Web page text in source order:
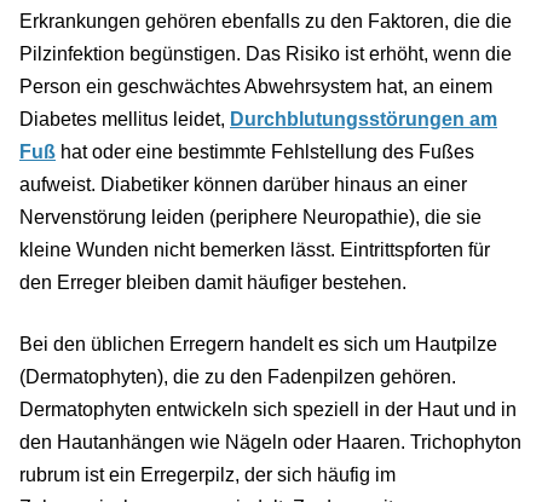
Erkrankungen gehören ebenfalls zu den Faktoren, die die
Pilzinfektion begünstigen. Das Risiko ist erhöht, wenn die
Person ein geschwächtes Abwehrsystem hat, an einem
Diabetes mellitus leidet, Durchblutungsstörungen am
Fuß hat oder eine bestimmte Fehlstellung des Fußes
aufweist. Diabetiker können darüber hinaus an einer
Nervenstörung leiden (periphere Neuropathie), die sie
kleine Wunden nicht bemerken lässt. Eintrittspforten für
den Erreger bleiben damit häufiger bestehen.
Bei den üblichen Erregern handelt es sich um Hautpilze
(Dermatophyten), die zu den Fadenpilzen gehören.
Dermatophyten entwickeln sich speziell in der Haut und in
den Hautanhängen wie Nägeln oder Haaren. Trichophyton
rubrum ist ein Erregerpilz, der sich häufig im